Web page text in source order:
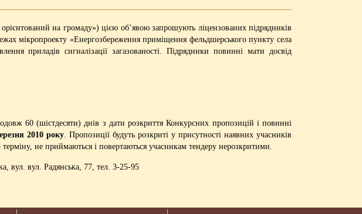
на громаду») цією об’явою запрошують ліцензованих підрядників
мікропроекту «Енергозбереження приміщення фельдшерського пункту села
приладів сигналізації загазованості. Підрядники повинні мати досвід
60 (шістдесяти) днів з дати розкриття Конкурсних пропозицій і повинні
2010 року. Пропозиції будуть розкриті у присутності наявних учасників
не приймаються і повертаються учасникам тендеру нерозкритими.
вул. вул. Радянська, 77, тел. 3-25-95